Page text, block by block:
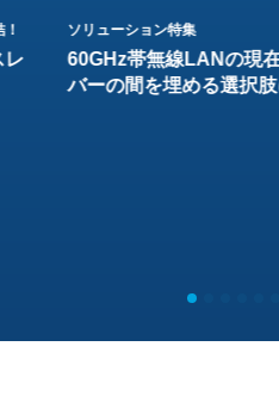
レ
ソリューション特集
60GHz帯無線LANの現
バーの間を埋める選択